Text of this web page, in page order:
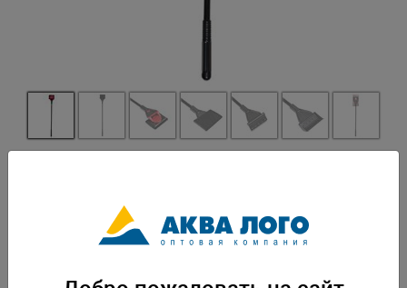
Скребок имеет три насадки (включая насадку с лезвием), позволяющие
чистить стекла и разравнивать грунт, оснащен прочной утяжеленной
ручкой. Сменные насадки для скребков позволят более нежно и